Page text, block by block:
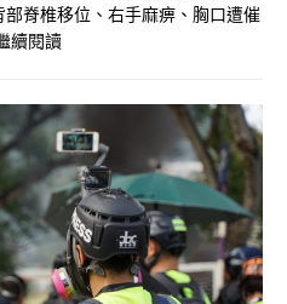
脊椎移位、右手麻痹、胸口遭催
續閱讀